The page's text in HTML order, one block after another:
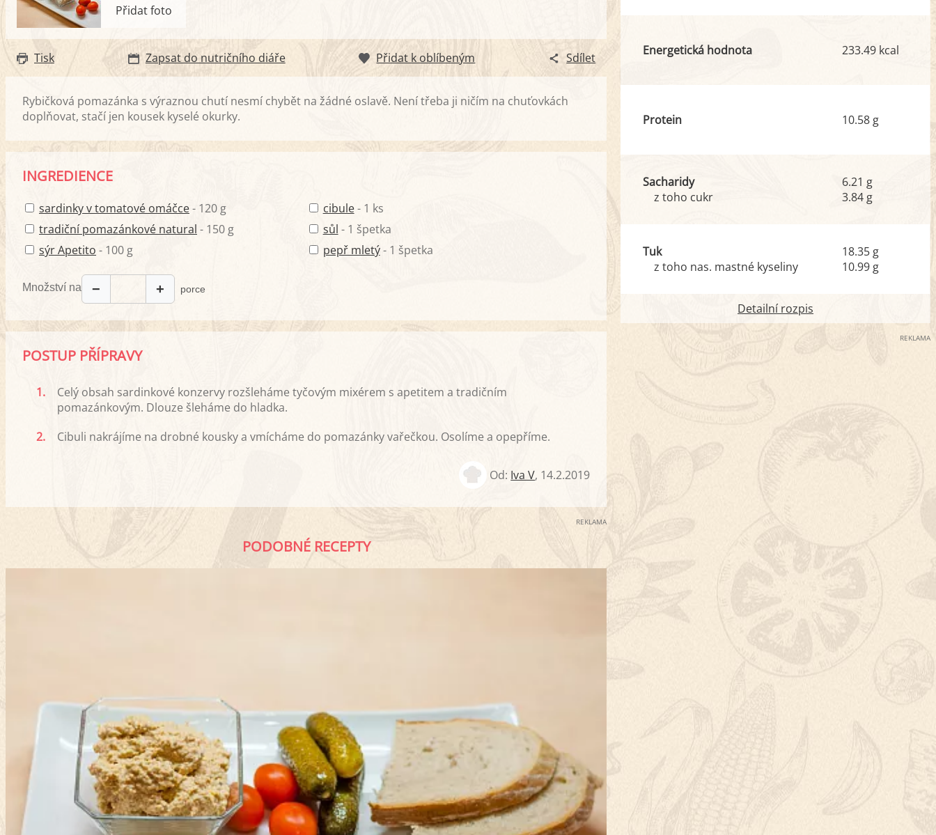
Přidat foto
Tisk Zapsat do nutričního diáře Přidat k oblíbeným Sdílet
Rybičková pomazánka s výraznou chutí nesmí chybět na žádné oslavě. Není třeba ji ničím na chuťovkách
doplňovat, stačí jen kousek kyselé okurky.
INGREDIENCE
sardinky v tomatové omáčce- 120 g
tradiční pomazánkové natural - 150 g
sýr Apetito - 100 g
cibule- 1 ks
sůl - 1 špetka
pepř mletý- 1 špetka
Množství na − + porce
POSTUP PŘÍPRAVY
1.
Celý obsah sardinkové konzervy rozšleháme tyčovým mixérem s apetitem a tradičním
pomazánkovým. Dlouze šleháme do hladka.
2.
Cibuli nakrájíme na drobné kousky a vmícháme do pomazánky vařečkou. Osolíme a opepříme.
Od: Iva V, 14.2.2019
REKLAMA
PODOBNÉ RECEPTY
Energetická hodnota 233.49 kcal
Protein 10.58 g
Sacharidy
z toho cukr
6.21 g
3.84 g
Tuk
z toho nas. mastné kyseliny
18.35 g
10.99 g
Detailní rozpis
REKLAMA